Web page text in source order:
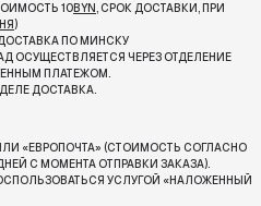
10BYN, СРОК ДОСТАВКИ, ПРИ
)
ПО МИНСКУ
ОСУЩЕСТВЛЯЕТСЯ ЧЕРЕЗ ОТДЕЛЕНИЕ
ПЛАТЕЖОМ.
ДОСТАВКА.
«ЕВРОПОЧТА» (СТОИМОСТЬ СОГЛАСНО
С МОМЕНТА ОТПРАВКИ ЗАКАЗА).
УСЛУГОЙ «НАЛОЖЕННЫЙ